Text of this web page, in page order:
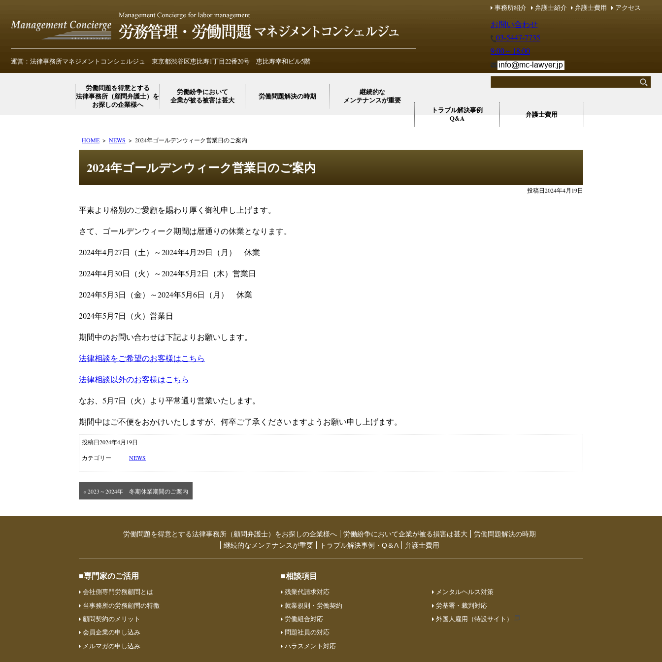
労務管理・労働問題 マネジメントコンシェルジュ
労務管理・労働問題 マネジメントコンシェルジュ
運営：法律事務所マネジメントコンシェルジュ 東京都渋谷区恵比寿1丁目22番20号 恵比寿幸和ビル5階
事務所紹介 弁護士紹介 弁護士費用 アクセス
お問い合わせ
03-5447-7735
9:00～18:00
労働問題を得意とする
法律事務所（顧問弁護士）を
お探しの企業様へ
労働紛争において
企業が被る被害は甚大
労働問題解決の時期
継続的な
メンテナンスが重要
トラブル解決事例
Q&A
弁護士費用
HOME NEWS 2024年ゴールデンウィーク営業日のご案内
2024年ゴールデンウィーク営業日のご案内
投稿日2024年4月19日
平素より格別のご愛顧を賜わり厚く御礼申し上げます。
さて、ゴールデンウィーク期間は暦通りの休業となります。
2024年4月27日（土）～2024年4月29日（月） 休業
2024年4月30日（火）～2024年5月2日（木）営業日
2024年5月3日（金）～2024年5月6日（月） 休業
2024年5月7日（火）営業日
期間中のお問い合わせは下記よりお願いします。
法律相談をご希望のお客様はこちら
法律相談以外のお客様はこちら
なお、 5月7日（火）より平常通り営業いたします。
期間中はご不便をおかけいたしますが、何卒ご了承くださいますようお願い申し上げます。
投稿日2024年4月19日
カテゴリー
NEWS
« 2023～2024年 冬期休業期間のご案内
労働問題を得意とする法律事務所（顧問弁護士）をお探しの企業様へ 労働紛争において企業が被る損害は甚大
労働問題解決の時期
継続的なメンテナンスが重要
トラブル解決事例・Q＆A 弁護士費用
■専門家のご活用
会社側専門労務顧問とは
当事務所の労務顧問の特徴
顧問契約のメリット
会員企業の申し込み
メルマガの申し込み
■相談項目
残業代請求対応
就業規則・労働契約
労働組合対応
問題社員の対応
ハラスメント対応
メンタルヘルス対策
労基署・裁判対応
外国人雇用（特設サイト）